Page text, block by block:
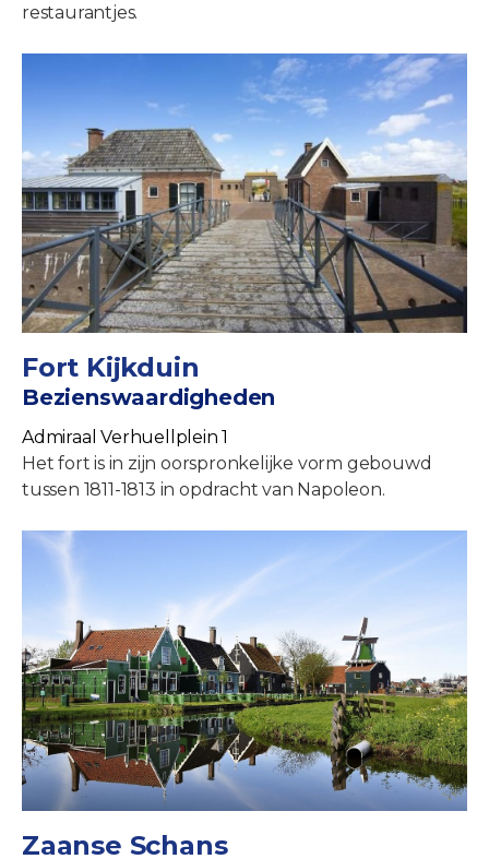
restaurantjes.
Fort Kijkduin
Bezienswaardigheden
Admiraal Verhuellplein 1
Het fort is in zijn oorspronkelijke vorm gebouwd
tussen 1811-1813 in opdracht van Napoleon.
Zaanse Schans